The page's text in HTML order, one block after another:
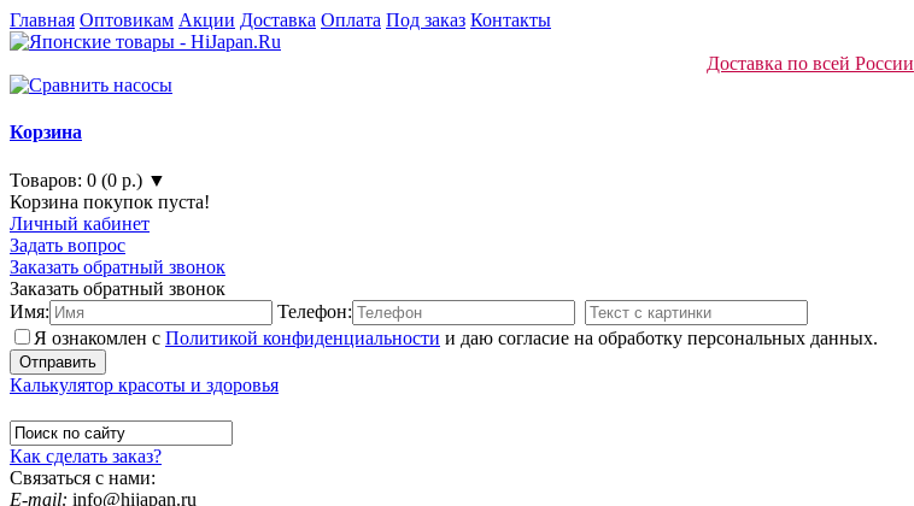
Главная Оптовикам Акции Доставка Оплата Под заказ Контакты
Доставка по всей России
Корзина
Товаров: 0 (0 р.) ▼
Корзина покупок пуста!
Личный кабинет
Задать вопрос
Заказать обратный звонок
Заказать обратный звонок
Имя:
Телефон:
Я ознакомлен с Политикой конфиденциальности и даю согласие на обработку персональных данных.
Калькулятор красоты и здоровья
Как сделать заказ?
Связаться с нами:
E-mail: info@hijapan.ru